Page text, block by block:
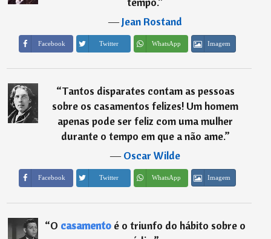
―Jean Rostand
Facebook Twitter WhatsApp Imagem
“Tantos disparates contam as pessoas
sobre os casamentos felizes! Um homem
apenas pode ser feliz com uma mulher
durante o tempo em que a não ame.”
―Oscar Wilde
Facebook Twitter WhatsApp Imagem
“O casamento é o triunfo do hábito sobre o